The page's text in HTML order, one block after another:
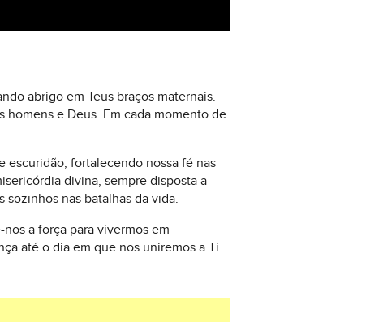
abrigo em Teus braços maternais.
homens e Deus. Em cada momento de
escuridão, fortalecendo nossa fé nas
divina, sempre disposta a
nas batalhas da vida.
a força para vivermos em
até o dia em que nos uniremos a Ti